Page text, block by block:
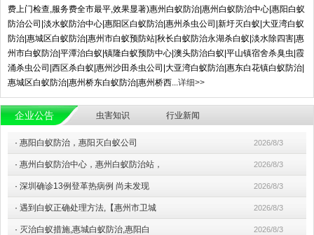
费上门检查,服务费全市最平,效果显著)惠州白蚁防治|惠州白蚁防治中心|惠阳白蚁
防治公司|淡水蚁防治中心|惠阳区白蚁防治|惠州杀虫公司|新圩灭白蚁|大亚湾白蚁
防治|惠城区白蚁防治|惠州市白蚁预防站|秋长白蚁防治永湖杀白蚁|淡水除四害|惠
州市白蚁防治|平潭治白蚁|镇隆白蚁预防中心|澳头防治白蚁|平山镇宿舍杀臭虫|霞
涌杀虫公司|西区杀白蚁|惠州沙田杀虫公司|大亚湾白蚁防治|惠东白花镇白蚁防治|
惠城区白蚁防治|惠州桥东白蚁防治|惠州桥西... 详细>>
企业公告 虫害知识 行业新闻
· 惠阳白蚁防治，惠阳灭白蚁公司 2026/8/3
· 惠州白蚁防治中心，惠州白蚁防治站， 2026/8/3
· 深圳确诊13例登革热病例 尚未发现 2026/8/3
· 遇到白蚁正确处理方法,【惠州市卫城 2026/8/3
· 灭治白蚁措施,惠城白蚁防治,惠阳白 2026/8/3